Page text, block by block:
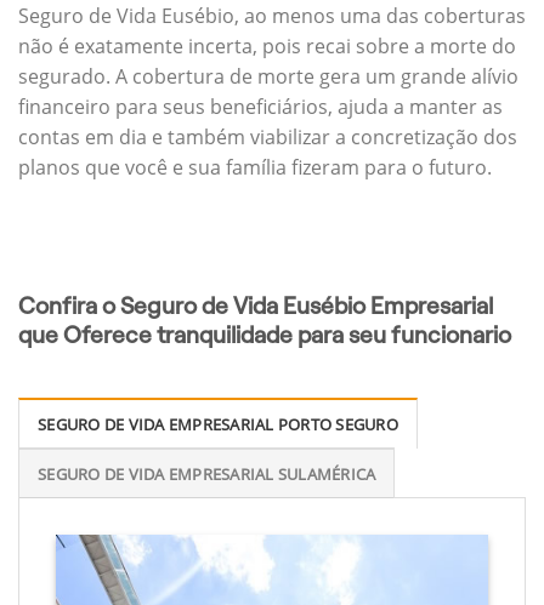
Seguro de Vida Eusébio, ao menos uma das coberturas
não é exatamente incerta, pois recai sobre a morte do
segurado. A cobertura de morte gera um grande alívio
financeiro para seus beneficiários, ajuda a manter as
contas em dia e também viabilizar a concretização dos
planos que você e sua família fizeram para o futuro.
Confira o Seguro de Vida Eusébio Empresarial
que Oferece tranquilidade para seu funcionario
SEGURO DE VIDA EMPRESARIAL PORTO SEGURO
SEGURO DE VIDA EMPRESARIAL SULAMÉRICA